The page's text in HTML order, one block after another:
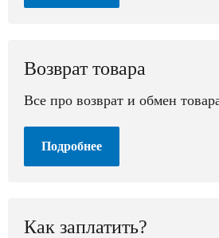
Возврат товара
Все про возврат и обмен
Подробнее
Как заплатить?